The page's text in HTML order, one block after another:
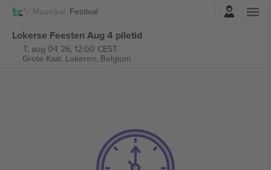
Muusika Festival
Lokerse Feesten Aug 4 piletid
T, aug 04 26, 12:00 CEST
Grote Kaai, Lokeren, Belgium